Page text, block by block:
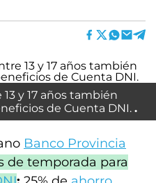
y 17 años también
de Cuenta DNI.
Banco Provincia
de temporada para